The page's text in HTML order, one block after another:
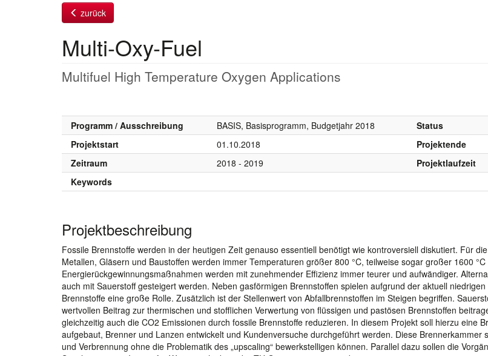
zurück
Multi-Oxy-Fuel
Multifuel High Temperature Oxygen Applications
Programm / Ausschreibung BASIS, Basisprogramm, Budgetjahr 2018 Status
Projektstart
01.10.2018 Projektende
Zeitraum
2018 - 2019 Projektlaufzeit
Keywords
Projektbeschreibung
Fossile Brennstoffe werden in der heutigen Zeit genauso essentiell benötigt wie kontroversiell diskutiert. Für
Metallen, Gläsern und Baustoffen werden immer Temperaturen größer 800 °C, teilweise sogar großer 1600 °C
Energierückgewinnungsmaßnahmen werden mit zunehmender Effizienz immer teurer und aufwändiger.
auch mit Sauerstoff gesteigert werden. Neben gasförmigen Brennstoffen spielen aufgrund der aktuell
Brennstoffe eine große Rolle. Zusätzlich ist der Stellenwert von Abfallbrennstoffen im Steigen begriffen.
wertvollen Beitrag zur thermischen und stofflichen Verwertung von flüssigen und pastösen Brennstoffen
gleichzeitig auch die CO2 Emissionen durch fossile Brennstoffe reduzieren. In diesem Projekt soll hierzu eine
aufgebaut, Brenner und Lanzen entwickelt und Kundenversuche durchgeführt werden. Diese Brennerkammer
und Verbrennung ohne die Problematik des „upscaling“ bewerkstelligen können. Parallel dazu sollen die